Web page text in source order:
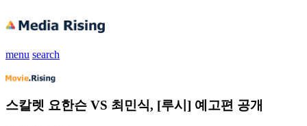
menu search
스칼렛 요한슨 VS 최민식, [루시] 예고편 공개